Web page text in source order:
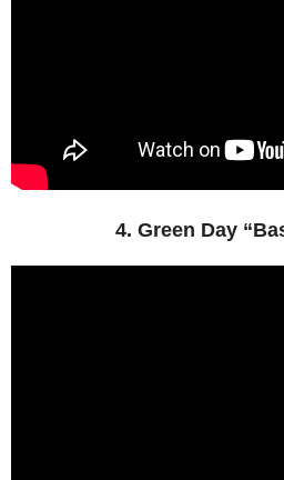
4. Green Day